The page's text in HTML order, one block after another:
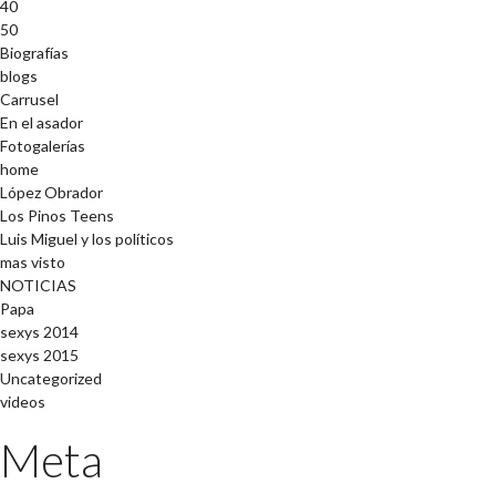
40
50
Biografías
blogs
Carrusel
En el asador
Fotogalerías
home
López Obrador
Los Pinos Teens
Luis Miguel y los políticos
mas visto
NOTICIAS
Papa
sexys 2014
sexys 2015
Uncategorized
videos
Meta